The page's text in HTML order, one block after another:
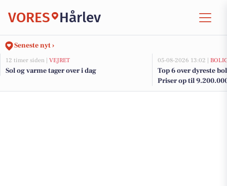
VORES Hårlev
Seneste nyt ›
12 timer siden | VEJRET
Sol og varme tager over i dag
05-08-2026 13:02 |
Top 6 over dyreste
Priser op til